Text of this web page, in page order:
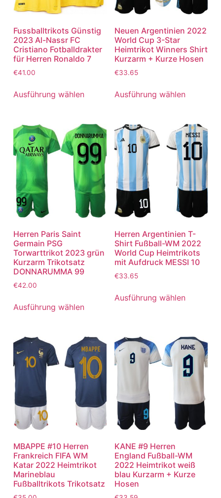
Fussballtrikots Günstig
2023 Al-Nassr FC
Cristiano Fotballdrakter
für Herren Ronaldo 7
€41.00
Ausführung wählen
Neuen Argentinien 2022
World Cup 3-Star
Heimtrikot Winners Shirt
Kurzarm + Kurze Hosen
€33.65
Ausführung wählen
Herren Paris Saint
Germain PSG
Torwarttrikot 2023 grün
Kurzarm Trikotsatz
DONNARUMMA 99
€42.00
Ausführung wählen
Herren Argentinien T-
Shirt Fußball-WM 2022
World Cup Heimtrikots
mit Aufdruck MESSI 10
€33.65
Ausführung wählen
MBAPPE #10 Herren
Frankreich FIFA WM
Katar 2022 Heimtrikot
Marineblau
Fußballtrikots Trikotsatz
KANE #9 Herren
England Fußball-WM
2022 Heimtrikot weiß
blau Kurzarm + Kurze
Hosen